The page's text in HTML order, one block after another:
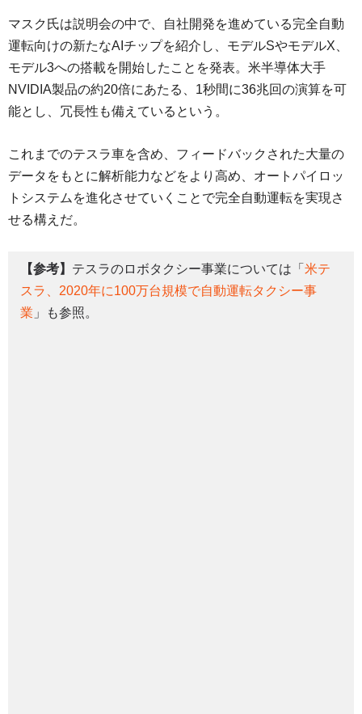
マスク氏は説明会の中で、自社開発を進めている完全自動
運転向けの新たなAIチップを紹介し、モデルSやモデルX、
モデル3への搭載を開始したことを発表。米半導体大手
NVIDIA製品の約20倍にあたる、1秒間に36兆回の演算を可
能とし、冗長性も備えているという。
これまでのテスラ車を含め、フィードバックされた大量の
データをもとに解析能力などをより高め、オートパイロッ
トシステムを進化させていくことで完全自動運転を実現さ
せる構えだ。
【参考】 テスラのロボタクシー事業については「 米テ
スラ、2020年に100万台規模で自動運転タクシー事
業 」も参照。